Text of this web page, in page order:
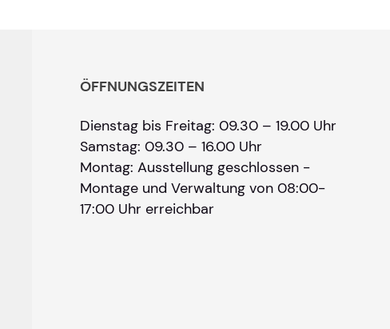
ÖFFNUNGSZEITEN
Dienstag bis Freitag: 09.30 – 19.00 Uhr
Samstag: 09.30 – 16.00 Uhr
Montag: Ausstellung geschlossen -
Montage und Verwaltung von 08:00-
17:00 Uhr erreichbar